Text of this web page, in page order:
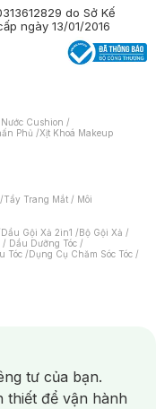
do Sở Kế
ngày 13/01/2016
Cushion /
Phủ /Xịt Khoá Makeup
/Tẩy Trang Mắt / Môi
Dầu Gội Xả 2in1 /Bộ Gội Xả /
/ Dầu Dưỡng Tóc /
Tóc /Dụng Cụ Chăm Sóc Tóc /
Hơi /Nước Rửa Tay/
Chải Điện/
Nước Súc Miệng/
tư của bạn.
thiết để vận hành